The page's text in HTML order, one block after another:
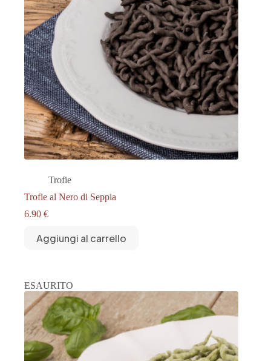
Trofie
Trofie al Nero di Seppia
6.90 €
Aggiungi al carrello
ESAURITO